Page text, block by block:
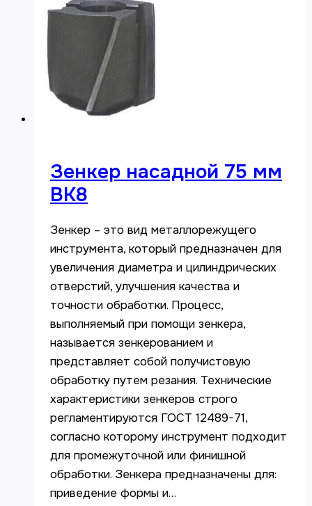
Зенкер насадной 75 мм
ВК8
Зенкер – это вид металлорежущего
инструмента, который предназначен для
увеличения диаметра и цилиндрических
отверстий, улучшения качества и
точности обработки. Процесс,
выполняемый при помощи зенкера,
называется зенкерованием и
представляет собой получистовую
обработку путем резания. Технические
характеристики зенкеров строго
регламентируются ГОСТ 12489-71,
согласно которому инструмент подходит
для промежуточной или финишной
обработки. Зенкера предназначены для:
приведение формы и…